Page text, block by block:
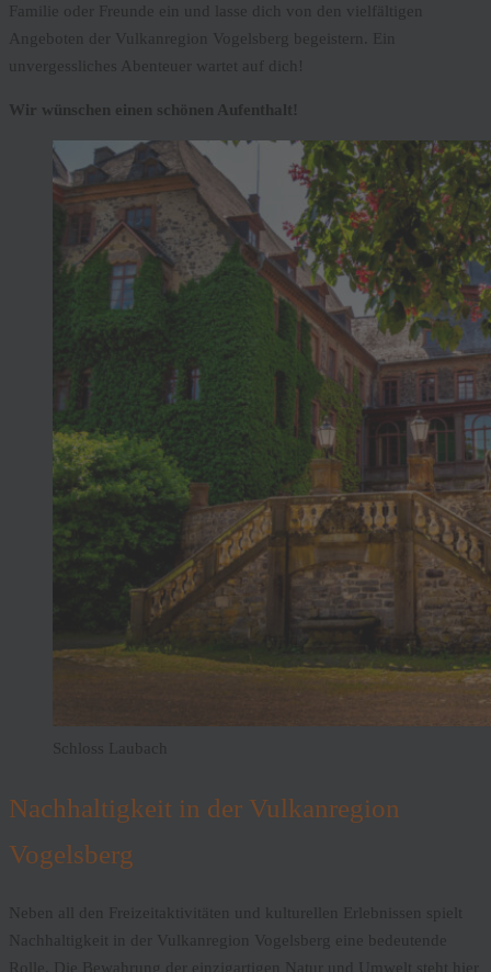
Familie oder Freunde ein und lasse dich von den vielfältigen
Angeboten der Vulkanregion Vogelsberg begeistern. Ein
unvergessliches Abenteuer wartet auf dich!
Wir wünschen einen schönen Aufenthalt!
Schloss Laubach
Nachhaltigkeit in der Vulkanregion
Vogelsberg
Neben all den Freizeitaktivitäten und kulturellen Erlebnissen spielt
Nachhaltigkeit in der Vulkanregion Vogelsberg eine bedeutende
Rolle. Die Bewahrung der einzigartigen Natur und Umwelt steht hier